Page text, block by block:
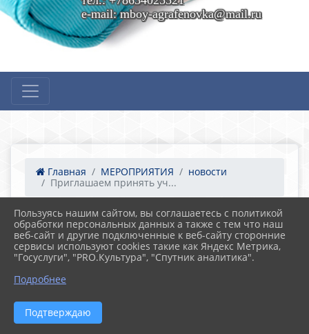
e-mail: mboy-agrafenovka@mail.ru
Главная МЕРОПРИЯТИЯ
новости
Приглашаем принять уч...
25.04.2023 17:09 14
Приглашаем принять участие во
Всероссийском родительском собрании
«Обеспечение безопасности детей при
перевозке в транспортных средствах»
Пользуясь нашим сайтом, вы соглашаетесь с политикой
обработки персональных данных а также с тем что наш
веб-сайт и другие подключенные к веб-сайту сторонние
сервисы используют cookies такие как Яндекс Метрика,
"Госуслуги", "PRO.Культура", "Спутник аналитика".
Подробнее
Подтверждаю